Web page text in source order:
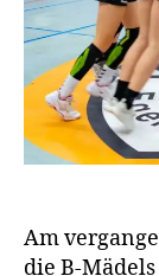
Am
die B-